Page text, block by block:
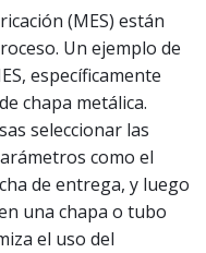
(MES) están
Un ejemplo de
específicamente
chapa metálica.
seleccionar las
como el
de entrega, y luego
una chapa o tubo
el uso del